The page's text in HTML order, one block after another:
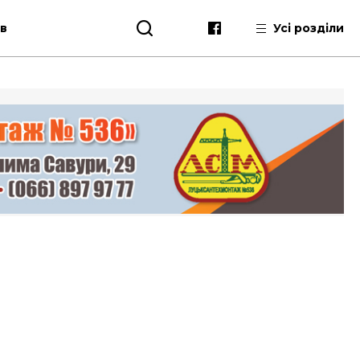
Усі розділи